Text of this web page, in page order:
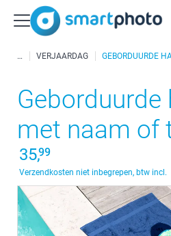
VERJAARDAG GEBORDUURDE
Geborduurde
met naam of
35,99
Verzendkosten niet inbegrepen, btw incl.